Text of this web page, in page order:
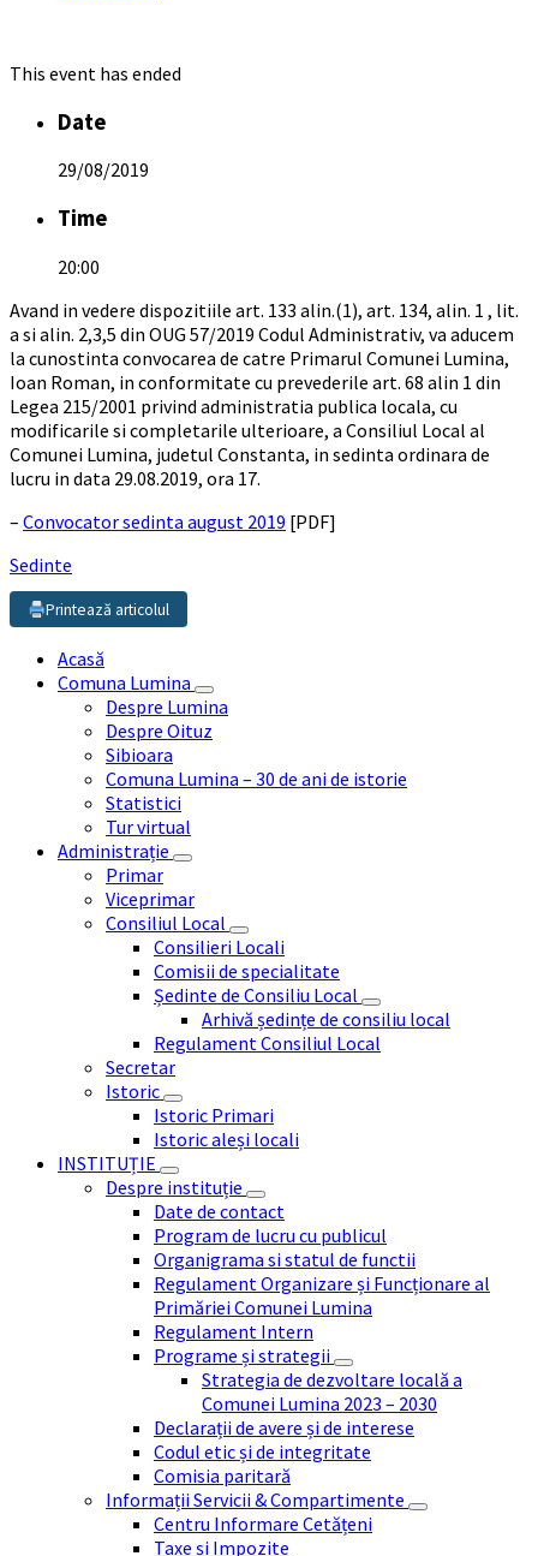
This event has ended
Date
29/08/2019
Time
20:00
Avand in vedere dispozitiile art. 133 alin.(1), art. 134, alin. 1 , lit.
a si alin. 2,3,5 din OUG 57/2019 Codul Administrativ, va aducem
la cunostinta convocarea de catre Primarul Comunei Lumina,
Ioan Roman, in conformitate cu prevederile art. 68 alin 1 din
Legea 215/2001 privind administratia publica locala, cu
modificarile si completarile ulterioare, a Consiliul Local al
Comunei Lumina, judetul Constanta, in sedinta ordinara de
lucru in data 29.08.2019, ora 17.
– Convocator sedinta august 2019 [PDF]
Sedinte
Printează articolul
Acasă
Comuna Lumina
Despre Lumina
Despre Oituz
Sibioara
Comuna Lumina – 30 de ani de istorie
Statistici
Tur virtual
Administrație
Primar
Viceprimar
Consiliul Local
Consilieri Locali
Comisii de specialitate
Ședinte de Consiliu Local
Arhivă ședințe de consiliu local
Regulament Consiliul Local
Secretar
Istoric
Istoric Primari
Istoric aleși locali
INSTITUȚIE
Despre instituție
Date de contact
Program de lucru cu publicul
Organigrama si statul de functii
Regulament Organizare și Funcționare al
Primăriei Comunei Lumina
Regulament Intern
Programe și strategii
Strategia de dezvoltare locală a
Comunei Lumina 2023 – 2030
Declarații de avere și de interese
Codul etic și de integritate
Comisia paritară
Informații Servicii & Compartimente
Centru Informare Cetățeni
Taxe și Impozite